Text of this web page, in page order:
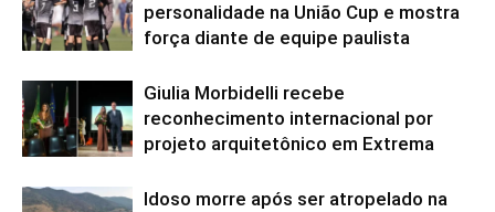
personalidade na União Cup e mostra
força diante de equipe paulista
Giulia Morbidelli recebe
reconhecimento internacional por
projeto arquitetônico em Extrema
Idoso morre após ser atropelado na